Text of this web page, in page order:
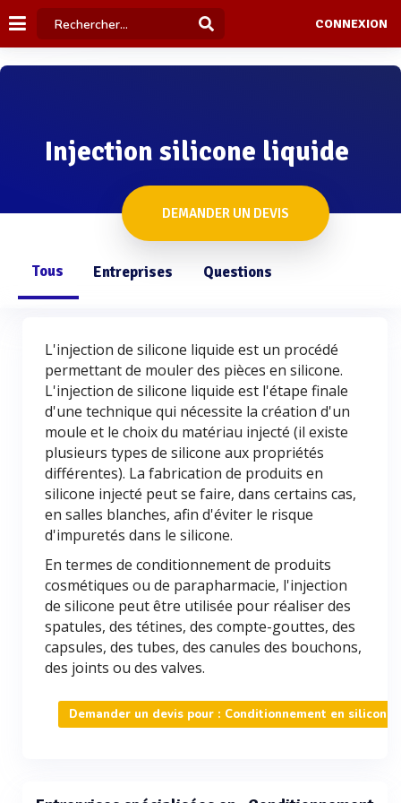
CONNEXION
Injection silicone liquide
DEMANDER UN DEVIS
Tous Entreprises Questions
L'injection de silicone liquide est un procédé
permettant de mouler des pièces en silicone.
L'injection de silicone liquide est l'étape finale
d'une technique qui nécessite la création d'un
moule et le choix du matériau injecté (il existe
plusieurs types de silicone aux propriétés
différentes). La fabrication de produits en
silicone injecté peut se faire, dans certains cas,
en salles blanches, afin d'éviter le risque
d'impuretés dans le silicone.
En termes de conditionnement de produits
cosmétiques ou de parapharmacie, l'injection
de silicone peut être utilisée pour réaliser des
spatules, des tétines, des compte-gouttes, des
capsules, des tubes, des canules des bouchons,
des joints ou des valves.
Demander un devis pour : Conditionnement en